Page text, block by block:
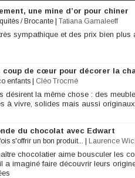
une mine d’or pour chiner
/ Brocante Tatiana Gamaleeff
sympathique et des prix bien
coup de cœur pour décorer la
enfants Cléo Trocmé
désirent la même chose : des
à vivre, solides mais aussi
du chocolat avec Edwart
s'offrir un bon produit... Laurence
chocolatier aime bousculer les
a imaginé faire découvrir leurs